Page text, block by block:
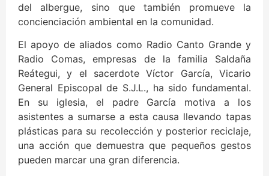
del albergue, sino que también promueve la
concienciación ambiental en la comunidad.
El apoyo de aliados como Radio Canto Grande y
Radio Comas, empresas de la familia Saldaña
Reátegui, y el sacerdote Víctor García, Vicario
General Episcopal de S.J.L., ha sido fundamental.
En su iglesia, el padre García motiva a los
asistentes a sumarse a esta causa llevando tapas
plásticas para su recolección y posterior reciclaje,
una acción que demuestra que pequeños gestos
pueden marcar una gran diferencia.